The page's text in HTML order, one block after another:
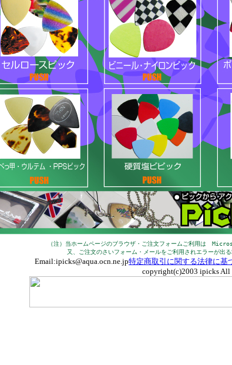
（注）当ホームページのブラウザ・ご注文フォームご利用は
又、ご注文のさいフォーム・メールをご利用されエラーが出
Email:ipicks@aqua.ocn.ne.jp特定商取引に関する法律に基
copyright(c)2003 ipicks All